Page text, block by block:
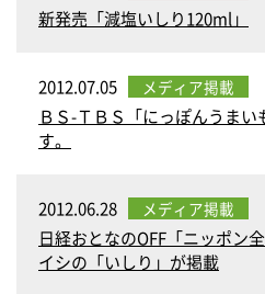
新発売「減塩いしり120ml」
2012.07.05 メディア掲載
ＢＳ-ＴＢＳ「にっぽんうま
す。
2012.06.28 メディア掲載
日経おとなのOFF「ニッポン
イシの「いしり」が掲載